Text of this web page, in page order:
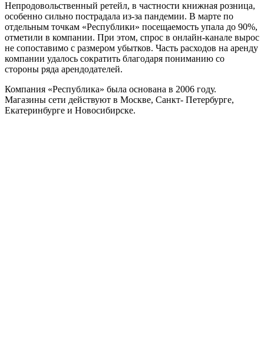
Непродовольственный ретейл, в частности книжная розница,
особенно сильно пострадала из-за пандемии. В марте по
отдельным точкам «Республики» посещаемость упала до 90%,
отметили в компании. При этом, спрос в онлайн-канале вырос
не сопоставимо с размером убытков. Часть расходов на аренду
компании удалось сократить благодаря пониманию со
стороны ряда арендодателей.
Компания «Республика» была основана в 2006 году.
Магазины сети действуют в Москве, Санкт- Петербурге,
Екатеринбурге и Новосибирске.